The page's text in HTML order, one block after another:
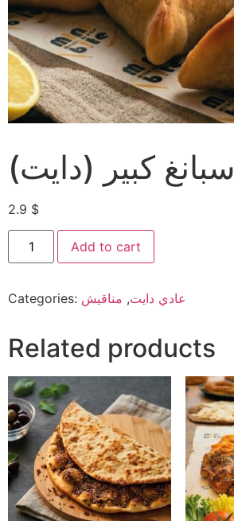
سبانغ كبير (دايت)
2.9 $
Add to cart
Categories: عادي دايت, مناقيش
Related products